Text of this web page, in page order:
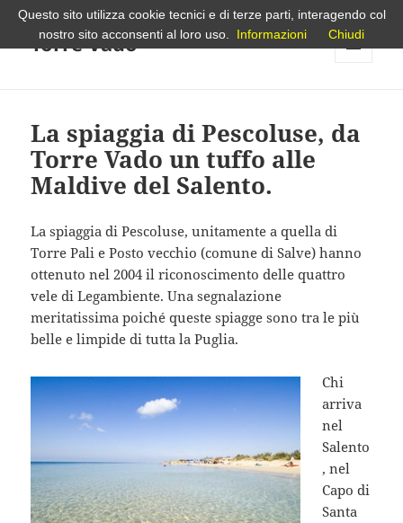
Torre Vado
La spiaggia di Pescoluse, da
Torre Vado un tuffo alle
Maldive del Salento.
La spiaggia di Pescoluse, unitamente a quella di
Torre Pali e Posto vecchio (comune di Salve) hanno
ottenuto nel 2004 il riconoscimento delle quattro
vele di Legambiente. Una segnalazione
meritatissima poiché queste spiagge sono tra le più
belle e limpide di tutta la Puglia.
Chi
arriva
nel
Salento
, nel
Capo di
Santa
Questo sito utilizza cookie tecnici e di terze parti, interagendo col
nostro sito acconsenti al loro uso.
Informazioni Chiudi